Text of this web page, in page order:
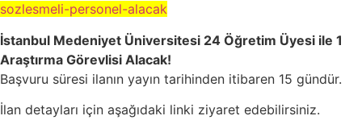
sozlesmeli-personel-alacak
İstanbul Medeniyet Üniversitesi 24 Öğretim Üyesi ile 1
Araştırma Görevlisi Alacak!
Başvuru süresi ilanın yayın tarihinden itibaren 15 gündür.
İlan detayları için aşağıdaki linki ziyaret edebilirsiniz.